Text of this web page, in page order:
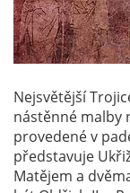
Nejsvětější
nástěnné malby
provedené v
představuje
Matějem a